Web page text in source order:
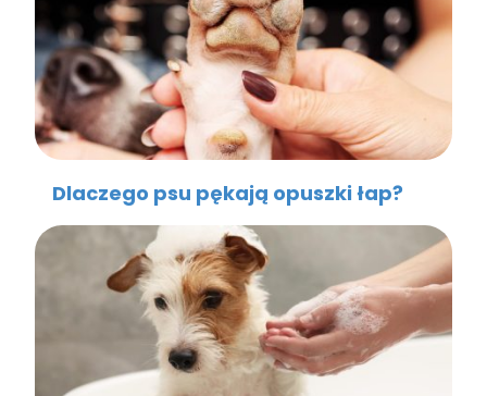
Dlaczego psu pękają opuszki łap?